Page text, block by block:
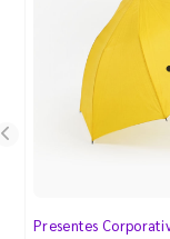
Presentes